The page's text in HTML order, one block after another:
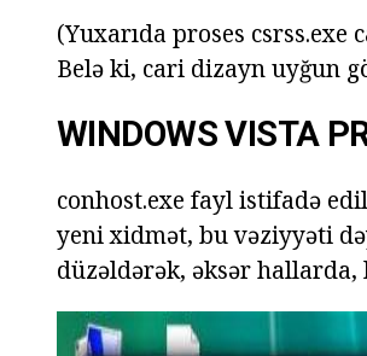
(Yuxarıda proses
Belə ki, cari dizayn uyğun
WINDOWS VISTA
conhost.exe fayl istifadə
yeni xidmət, bu vəziyyəti
düzəldərək, əksər hallarda,